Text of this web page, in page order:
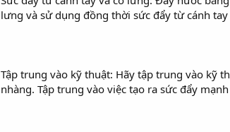
lưng và sử dụng đồng thời sức đẩy từ cánh
Tập trung vào kỹ thuật: Hãy tập trung vào kỹ
nhàng. Tập trung vào việc tạo ra sức đẩy